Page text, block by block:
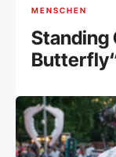
MENSCHEN
Standing